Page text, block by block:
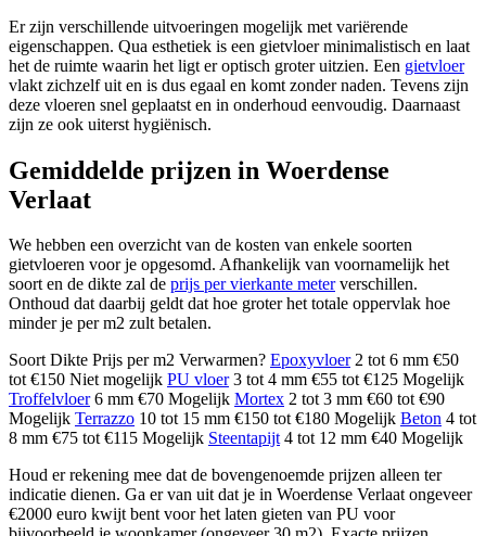
Er zijn verschillende uitvoeringen mogelijk met variërende
eigenschappen. Qua esthetiek is een gietvloer minimalistisch en laat
het de ruimte waarin het ligt er optisch groter uitzien. Een gietvloer
vlakt zichzelf uit en is dus egaal en komt zonder naden. Tevens zijn
deze vloeren snel geplaatst en in onderhoud eenvoudig. Daarnaast
zijn ze ook uiterst hygiënisch.
Gemiddelde prijzen in Woerdense
Verlaat
We hebben een overzicht van de kosten van enkele soorten
gietvloeren voor je opgesomd. Afhankelijk van voornamelijk het
soort en de dikte zal de prijs per vierkante meterverschillen.
Onthoud dat daarbij geldt dat hoe groter het totale oppervlak hoe
minder je per m2 zult betalen.
Soort Dikte Prijs per m2 Verwarmen? Epoxyvloer2 tot 6 mm €50
tot €150 Niet mogelijk PU vloer3 tot 4 mm €55 tot €125 Mogelijk
Troffelvloer6 mm €70 Mogelijk Mortex 2 tot 3 mm €60 tot €90
Mogelijk Terrazzo 10 tot 15 mm €150 tot €180 Mogelijk Beton 4 tot
8 mm €75 tot €115 Mogelijk Steentapijt4 tot 12 mm €40 Mogelijk
Houd er rekening mee dat de bovengenoemde prijzen alleen ter
indicatie dienen. Ga er van uit dat je in Woerdense Verlaat ongeveer
€2000 euro kwijt bent voor het laten gieten van PU voor